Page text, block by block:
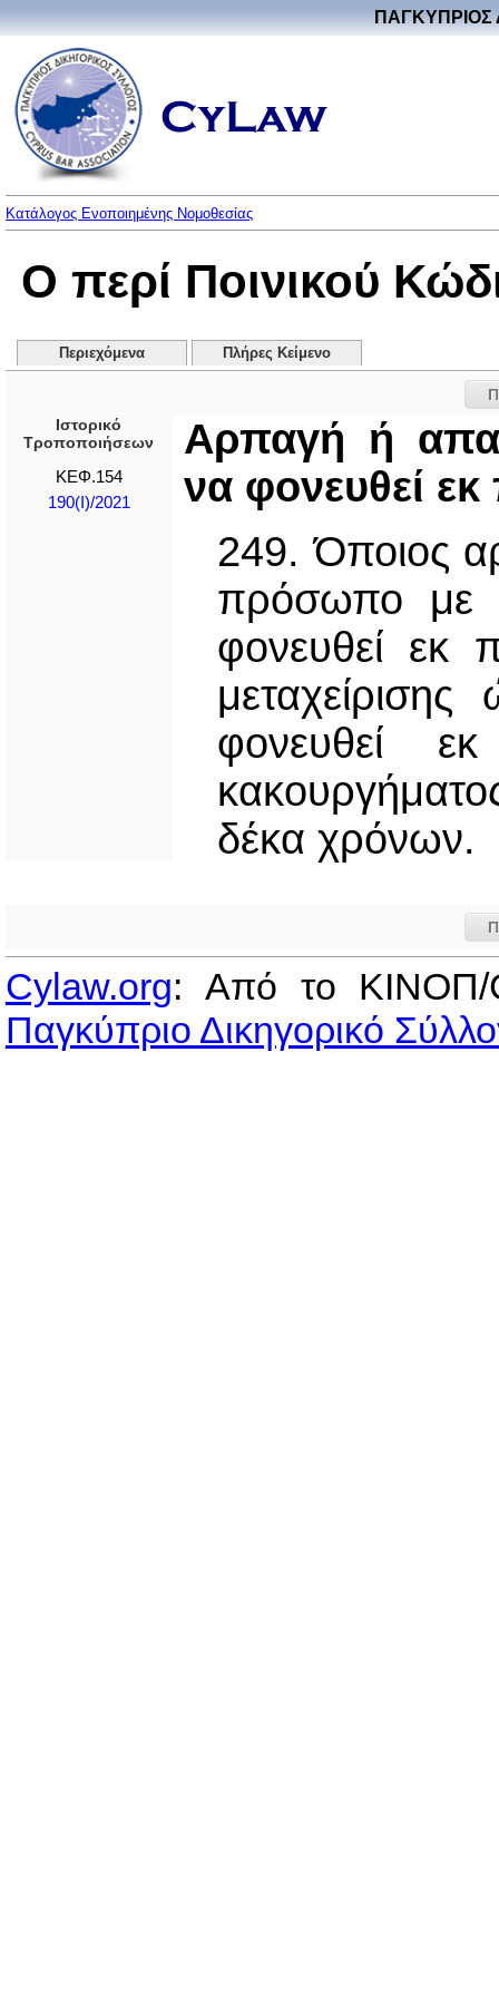
ΠΑΓΚΥΠΡΙΟΣ
Κατάλογος Ενοποιημένης Νομοθεσίας
Ο περί Ποινικού
Περιεχόμενα Πλήρες Κείμενο
Ιστορικό
Τροποποιήσεων
ΚΕΦ.154
190(I)/2021
Αρπαγή ή
να φονευθεί
249. Όποιος
πρόσωπο με
φονευθεί εκ
φονευθεί
δέκα χρόνων.
Cylaw.org: Από το
Παγκύπριο Δικηγορικό